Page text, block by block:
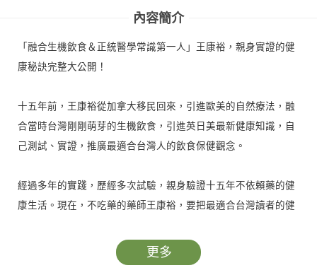
內容簡介
「融合生機飲食＆正統醫學常識第一人」王康裕，親身實證的健
康秘訣完整大公開！
十五年前，王康裕從加拿大移民回來，引進歐美的自然療法，融
合當時台灣剛剛萌芽的生機飲食，引進英日美最新健康知識，自
己測試、實證，推廣最適合台灣人的飲食保健觀念。
經過多年的實踐，歷經多次試驗，親身驗證十五年不依賴藥的健
康生活。現在，不吃藥的藥師王康裕，要把最適合台灣讀者的健
本書將帶領讀者一步一步認識自己的身體，並用最簡單的方式，
更多